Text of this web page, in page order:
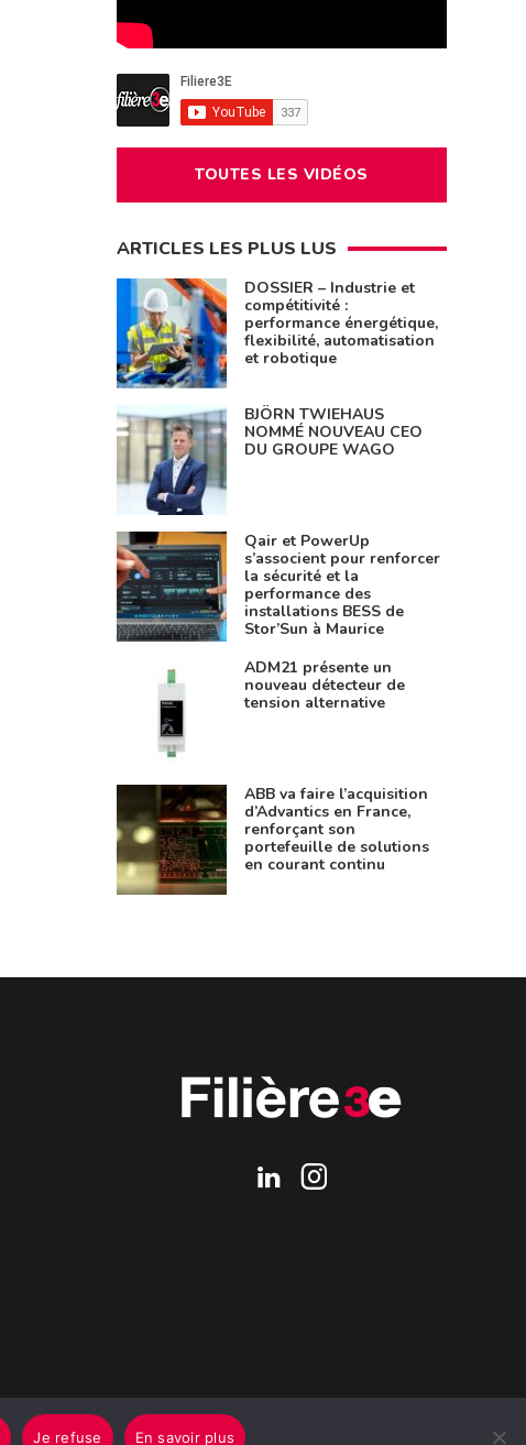
TOUTES LES VIDÉOS
ARTICLES LES PLUS LUS
DOSSIER – Industrie et
compétitivité :
performance énergétique,
flexibilité, automatisation
et robotique
BJÖRN TWIEHAUS
NOMMÉ NOUVEAU CEO
DU GROUPE WAGO
Qair et PowerUp
s’associent pour renforcer
la sécurité et la
performance des
installations BESS de
Stor’Sun à Maurice
ADM21 présente un
nouveau détecteur de
tension alternative
ABB va faire l’acquisition
d’Advantics en France,
renforçant son
portefeuille de solutions
en courant continu
Je refuse En savoir plus